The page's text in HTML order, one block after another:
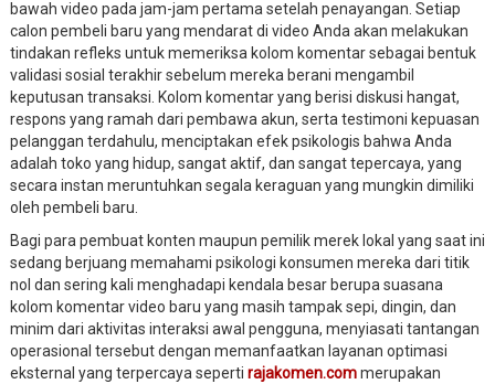
bawah video pada jam-jam pertama setelah penayangan. Setiap
calon pembeli baru yang mendarat di video Anda akan melakukan
tindakan refleks untuk memeriksa kolom komentar sebagai bentuk
validasi sosial terakhir sebelum mereka berani mengambil
keputusan transaksi. Kolom komentar yang berisi diskusi hangat,
respons yang ramah dari pembawa akun, serta testimoni kepuasan
pelanggan terdahulu, menciptakan efek psikologis bahwa Anda
adalah toko yang hidup, sangat aktif, dan sangat tepercaya, yang
secara instan meruntuhkan segala keraguan yang mungkin dimiliki
oleh pembeli baru.
Bagi para pembuat konten maupun pemilik merek lokal yang saat ini
sedang berjuang memahami psikologi konsumen mereka dari titik
nol dan sering kali menghadapi kendala besar berupa suasana
kolom komentar video baru yang masih tampak sepi, dingin, dan
minim dari aktivitas interaksi awal pengguna, menyiasati tantangan
operasional tersebut dengan memanfaatkan layanan optimasi
eksternal yang terpercaya seperti rajakomen.commerupakan